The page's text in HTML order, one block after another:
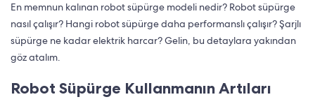
En memnun kalınan robot süpürge modeli nedir? Robot süpürge
nasıl çalışır? Hangi robot süpürge daha performanslı çalışır? Şarjlı
süpürge ne kadar elektrik harcar? Gelin, bu detaylara yakından
göz atalım.
Robot Süpürge Kullanmanın Artıları